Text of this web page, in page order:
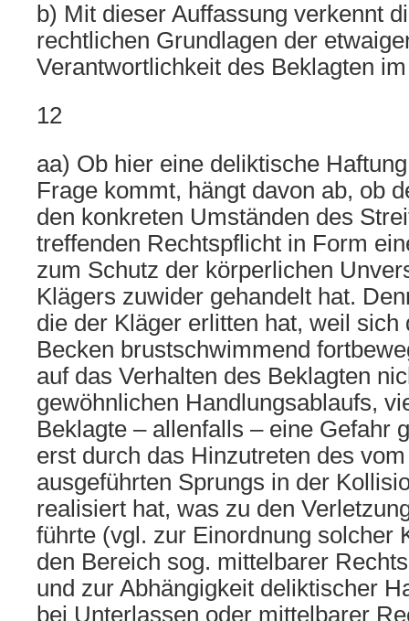
b) Mit dieser Auffassung verkennt
rechtlichen Grundlagen der
Verantwortlichkeit des Beklagten
12
aa) Ob hier eine deliktische
Frage kommt, hängt davon ab, ob
den konkreten Umständen des
treffenden Rechtspflicht in Form
zum Schutz der körperlichen
Klägers zuwider gehandelt hat.
die der Kläger erlitten hat, weil sich
Becken brustschwimmend
auf das Verhalten des Beklagten
gewöhnlichen Handlungsablaufs,
Beklagte – allenfalls – eine Gefahr
erst durch das Hinzutreten des
ausgeführten Sprungs in der
realisiert hat, was zu den
führte (vgl. zur Einordnung solcher
den Bereich sog. mittelbarer
und zur Abhängigkeit deliktischer
bei Unterlassen oder mittelbarer